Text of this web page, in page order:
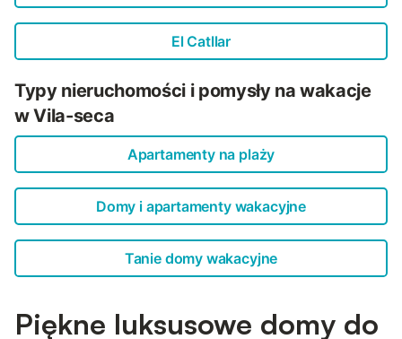
El Catllar
Typy nieruchomości i pomysły na wakacje
w Vila-seca
Apartamenty na plaży
Domy i apartamenty wakacyjne
Tanie domy wakacyjne
Piękne luksusowe domy do